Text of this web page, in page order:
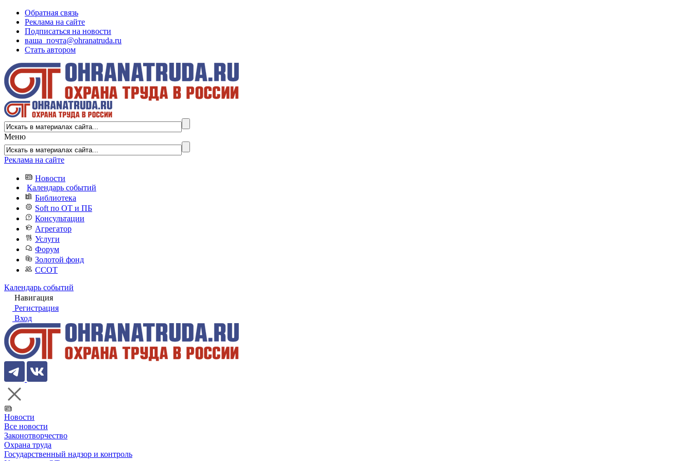
Обратная связь
Реклама на сайте
Подписаться на новости
ваша_почта@ohranatruda.ru
Стать автором
Меню
Реклама на сайте
Новости
Календарь событий
Библиотека
Soft по ОТ и ПБ
Консультации
Агрегатор
Услуги
Форум
Золотой фонд
ССОТ
Календарь событий
Навигация
Регистрация
Вход
Новости
Все новости
Законотворчество
Охрана труда
Государственный надзор и контроль